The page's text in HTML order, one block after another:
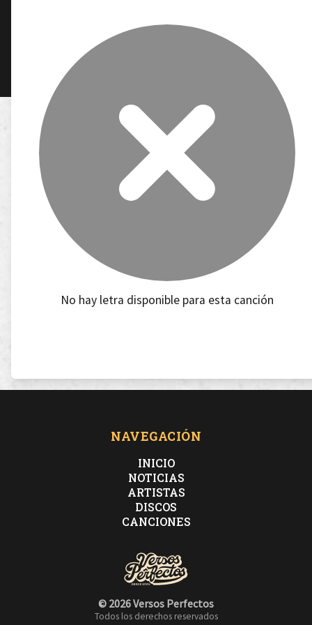
No hay letra disponible para esta canción
NAVEGACIÓN
INICIO
NOTICIAS
ARTISTAS
DISCOS
CANCIONES
© 2026 Versos Perfectos
Todos los derechos reservados